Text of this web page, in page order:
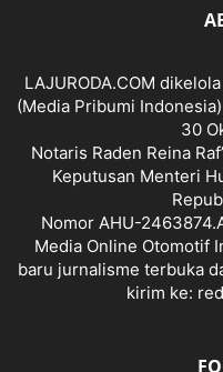
LAJURODA.COM
(Media Pribumi
30
Notaris Raden Reina
Keputusan Menteri
Nomor AHU-
Media Online Otomotif
baru jurnalisme terbuka
kirim ke: